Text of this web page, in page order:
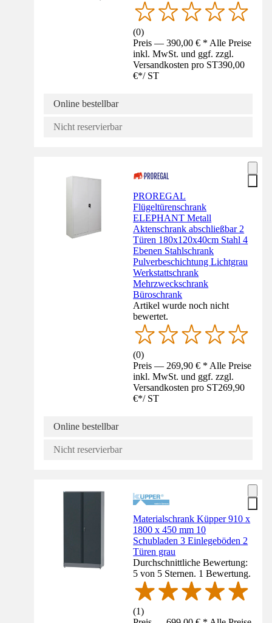
(0)
Preis — 390,00 € * Alle Preise
inkl. MwSt. und ggf. zzgl.
Versandkosten pro ST390,00
€*/ ST
Online bestellbar
Nicht reservierbar
PROREGAL
Flügeltürenschrank
ELEPHANT Metall
Aktenschrank abschließbar 2
Türen 180x120x40cm Stahl 4
Ebenen Stahlschrank
Pulverbeschichtung Lichtgrau
Werkstattschrank
Mehrzweckschrank
Büroschrank
Artikel wurde noch nicht
bewertet.
(0)
Preis — 269,90 € * Alle Preise
inkl. MwSt. und ggf. zzgl.
Versandkosten pro ST269,90
€*/ ST
Online bestellbar
Nicht reservierbar
Materialschrank Küpper 910 x
1800 x 450 mm 10
Schubladen 3 Einlegeböden 2
Türen grau
Durchschnittliche Bewertung:
5 von 5 Sternen. 1 Bewertung.
(1)